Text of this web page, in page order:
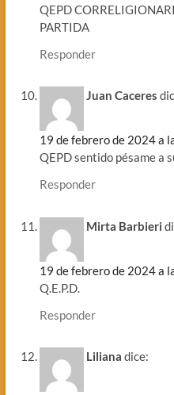
QEPD
PARTIDA
Responder
Juan Caceres
19 de febrero de 2024 a
QEPD sentido pésame a
Responder
Mirta Barbieri
19 de febrero de 2024 a
Q.E.P.D.
Responder
Liliana dice: